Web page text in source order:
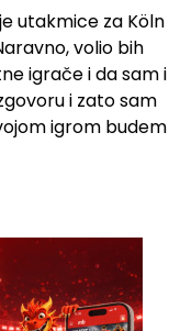
utakmice za Köln
volio bih
igrače i da sam i
i zato sam
igrom budem